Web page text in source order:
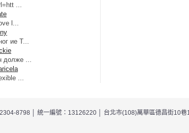
...
l...
ие Т...
дoлжe ...
...
8798 │ 統一編號：13126220 │ 台北市(108)萬華區德昌街10巷